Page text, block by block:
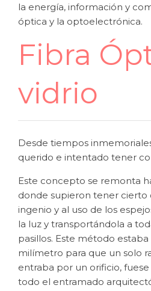
la energía, información y
óptica y la optoelectrónica.
Fibra
vidrio
Desde tiempos
querido e intentado tener
Este concepto se remonta
donde supieron tener cierto
ingenio y al uso de los
la luz y transportándola a
pasillos. Este método
milímetro para que un solo
entraba por un orificio,
todo el entramado